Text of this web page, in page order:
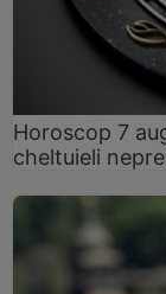
Horoscop 7
cheltuieli